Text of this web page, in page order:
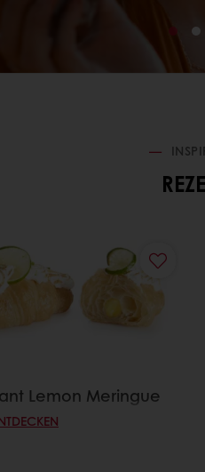
Lemon Meringue